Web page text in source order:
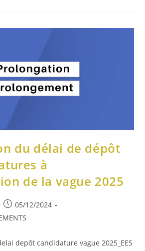
du délai de dépôt
à
de la vague 2025
05/12/2024
depôt candidature vague 2025_EES